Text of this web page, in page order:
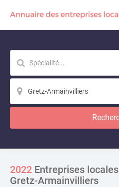
2022 Entreprises
Gretz-Armainvilliers